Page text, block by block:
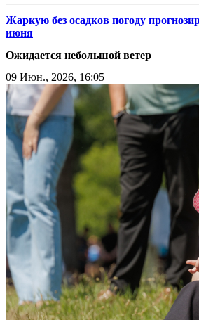
Жаркую без осадков погоду
июня
Ожидается небольшой ветер
09 Июн., 2026, 16:05